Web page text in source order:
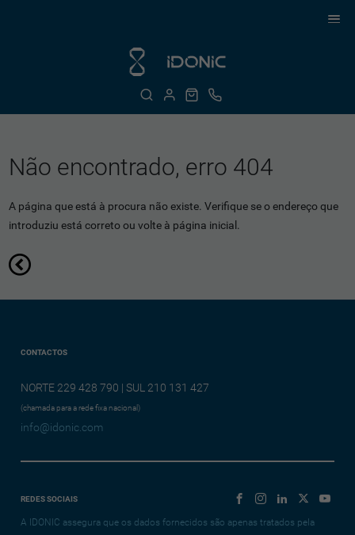
Não encontrado, erro 404
A página que está à procura não existe. Verifique se o endereço que
introduziu está correto ou volte à página inicial.
CONTACTOS
NORTE 229 428 790 | SUL 210 131 427
(chamada para a rede fixa nacional)
info@idonic.com
REDES SOCIAIS
A IDONIC assegura que os dados fornecidos são apenas tratados pela